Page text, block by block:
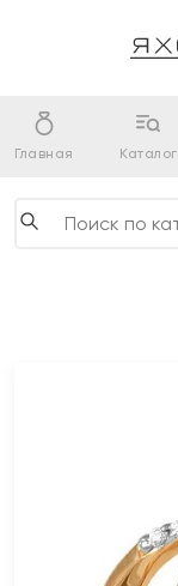
Главная Каталог